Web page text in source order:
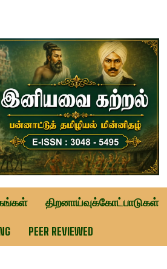
திறனாய்வுக்கோட்பாடுகள்
PEER REVIEWED